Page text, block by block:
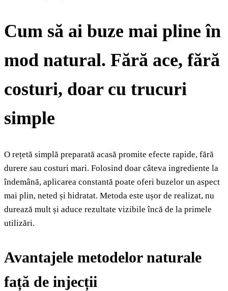
Cum să ai buze mai pline în
mod natural. Fără ace, fără
costuri, doar cu trucuri
simple
O rețetă simplă preparată acasă promite efecte rapide, fără
durere sau costuri mari. Folosind doar câteva ingrediente la
îndemână, aplicarea constantă poate oferi buzelor un aspect
mai plin, neted și hidratat. Metoda este ușor de realizat, nu
durează mult și aduce rezultate vizibile încă de la primele
utilizări.
Avantajele metodelor naturale
față de injecții